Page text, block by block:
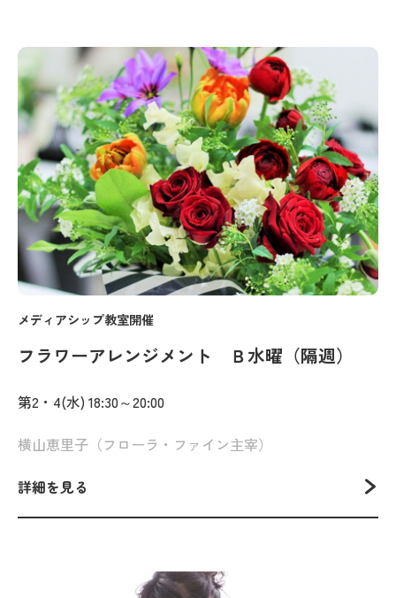
メディアシップ教室開催
フラワーアレンジメント Ｂ水曜（隔週）
第2・4(水) 18:30～20:00
横山恵里子（フローラ・ファイン主宰）
詳細を見る